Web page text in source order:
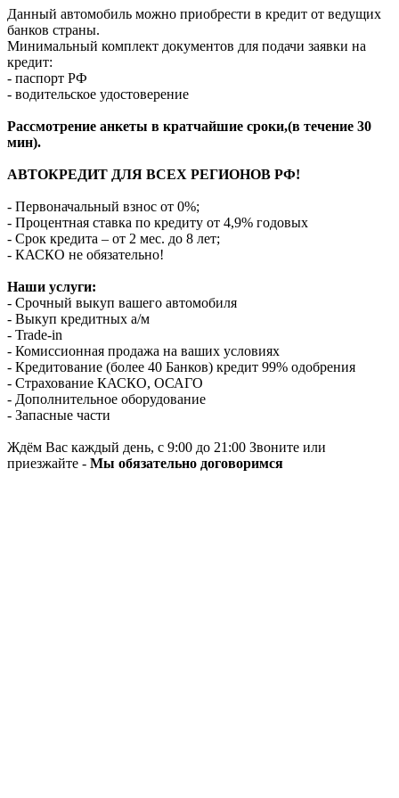
Данный автомобиль можно приобрести в кредит от ведущих
банков страны.
Минимальный комплект документов для подачи заявки на
кредит:
- паспорт РФ
- водительское удостоверение
Рассмотрение анкеты в кратчайшие сроки,(в течение 30
мин).
АВТОКРЕДИТ ДЛЯ ВСЕХ РЕГИОНОВ РФ!
- Первоначальный взнос от 0%;
- Процентная ставка по кредиту от 4,9% годовых
- Срок кредита – от 2 мес. до 8 лет;
- КАСКО не обязательно!
Наши услуги:
- Срочный выкуп вашего автомобиля
- Выкуп кредитных а/м
- Trade-in
- Комиссионная продажа на ваших условиях
- Кредитование (более 40 Банков) кредит 99% одобрения
- Страхование КАСКО, ОСАГО
- Дополнительное оборудование
- Запасные части
Ждём Вас каждый день, с 9:00 до 21:00 Звоните или
приезжайте - Мы обязательно договоримся